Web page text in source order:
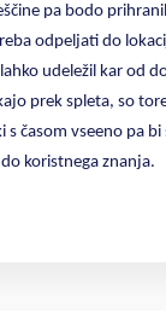
pa bodo
odpeljati do
udeležil kar od
prek spleta, so
s časom vseeno pa
koristnega znanja.